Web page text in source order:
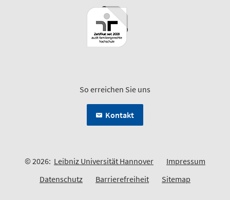
So erreichen Sie uns
Kontakt
© 2026: Leibniz Universität Hannover
Impressum
Datenschutz
Barrierefreiheit Sitemap